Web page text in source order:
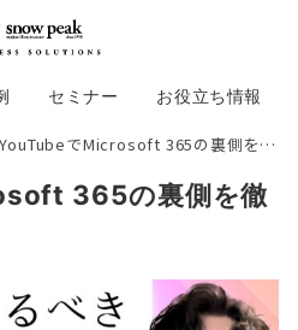
セミナー お役立ち情報
YouTubeでMicrosoft 365の裏側を徹底解説④
365の裏側を徹